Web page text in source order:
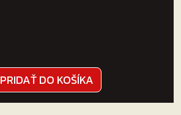
PRIDAŤ DO KOŠÍKA